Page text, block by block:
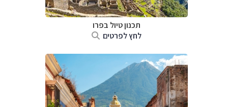
תכנון טיול בפרו
לחץ לפרטים